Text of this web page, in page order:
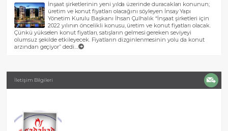
İnşaat şirketlerinin yeni yılda üzerinde duracakları konunun;
üretim ve konut fiyatları olacağını söyleyen İnsay Yapı
Yönetim Kurulu Başkanı İhsan Çulhalık “İnşaat şirketleri için
2022 yılının öncelikli konusu, üretim ve konut fiyatları olacak.
Çünkü yükselen konut fiyatları, satışların gelmesi gereken seviyeyi
olumsuz şekilde etkileyecek. Fiyatların dizginlenmesinin yolu da konut
arzından geçiyor” dedi....
İletişim Bilgileri